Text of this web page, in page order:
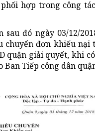
hợp trong công
đó ngày 03/12/
chuyển đơn khiếu
quận giải quyết, khi
Ban Tiếp công dân